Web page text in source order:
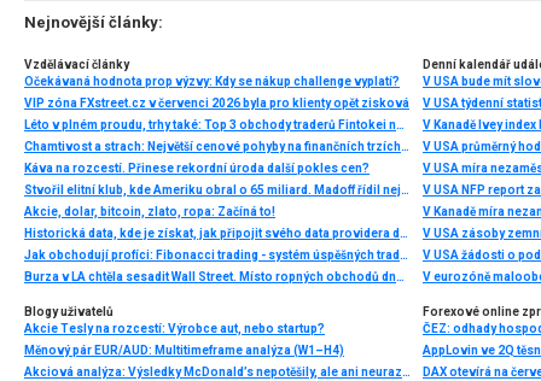
několik příkladů nejznámějších z nich.
Nejnovější články:
Vzdělávací články
Očekávaná hodnota prop výzvy: Kdy se nákup challenge vyplatí?
VIP zóna FXstreet.cz v červenci 2026 byla pro klienty opět zisková
Léto v plném proudu, trhy také: Top 3 obchody traderů Fintokei na indexech a zlatě
Chamtivost a strach: Největší cenové pohyby na finančních trzích (červenec 2026)
Káva na rozcestí. Přinese rekordní úroda další pokles cen?
Stvořil elitní klub, kde Ameriku obral o 65 miliard. Madoff řídil největší Ponzi dějin
Akcie, dolar, bitcoin, zlato, ropa: Začíná to!
Historická data, kde je získat, jak připojit svého data providera do MultiCharts a proč je budeme potřebovat? (4. díl)
Jak obchodují profíci: Fibonacci trading - systém úspěšných traderů
Burza v LA chtěla sesadit Wall Street. Místo ropných obchodů dnes místem duní basy
Denní kalendář
V USA bude mít
V USA týdenní
V Kanadě Ivey index
V USA průměrný
V USA míra
V USA NFP report
V Kanadě míra
V USA zásoby
V USA žádosti o
V eurozóně
Blogy uživatelů
Akcie Tesly na rozcestí: Výrobce aut, nebo startup?
Měnový pár EUR/AUD: Multitimeframe analýza (W1–H4)
Akciová analýza: Výsledky McDonald’s nepotěšily, ale ani neurazily. Jakou vizi společnost prezentovala?
Forexové online
ČEZ: odhady